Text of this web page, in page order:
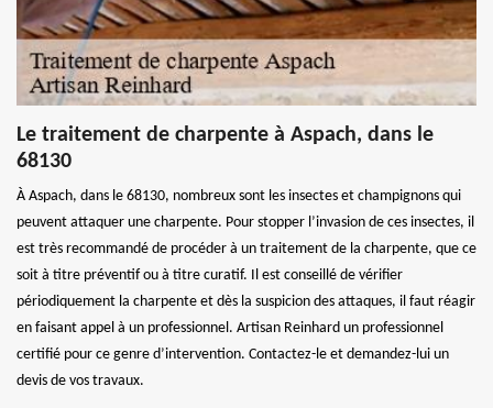
Le traitement de charpente à Aspach, dans le
68130
À Aspach, dans le 68130, nombreux sont les insectes et champignons qui
peuvent attaquer une charpente. Pour stopper l’invasion de ces insectes, il
est très recommandé de procéder à un traitement de la charpente, que ce
soit à titre préventif ou à titre curatif. Il est conseillé de vérifier
périodiquement la charpente et dès la suspicion des attaques, il faut réagir
en faisant appel à un professionnel. Artisan Reinhard un professionnel
certifié pour ce genre d’intervention. Contactez-le et demandez-lui un
devis de vos travaux.